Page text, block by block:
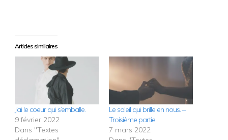
Articles similaires
J’ai le coeur qui s’emballe.
9 février 2022
Dans "Textes
Le soleil qui brille en nous. –
Troisième partie.
7 mars 2022